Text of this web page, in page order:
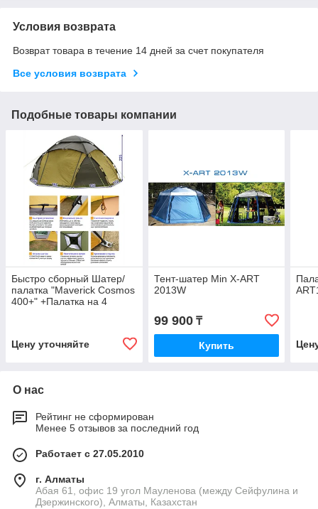
Условия возврата
Возврат товара в течение 14 дней за счет покупателя
Все условия возврата
Подобные товары компании
Быстро сборный Шатер/
палатка "Maverick Cosmos
400+" +Палатка на 4
Цену уточняйте
Тент-шатер Min X-ART
2013W
99 900₸
Купить
О нас
Рейтинг не сформирован
Менее 5 отзывов за последний год
Работает с 27.05.2010
г. Алматы
Абая 61, офис 19 угол Мауленова (между Сейфулина и
Дзержинского), Алматы, Казахстан